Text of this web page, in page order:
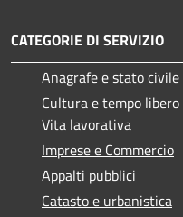
CATEGORIE DI SERVIZIO
Anagrafe e stato civile
Cultura e tempo libero
Vita lavorativa
Imprese e Commercio
Appalti pubblici
Catasto e urbanistica